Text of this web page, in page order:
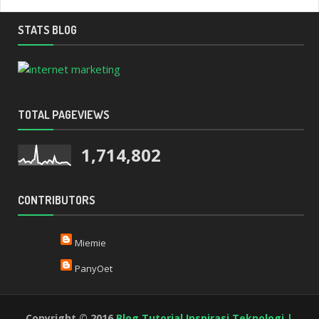
STATS BLOG
TOTAL PAGEVIEWS
1,714,802
CONTRIBUTORS
Miemie
PanyOet